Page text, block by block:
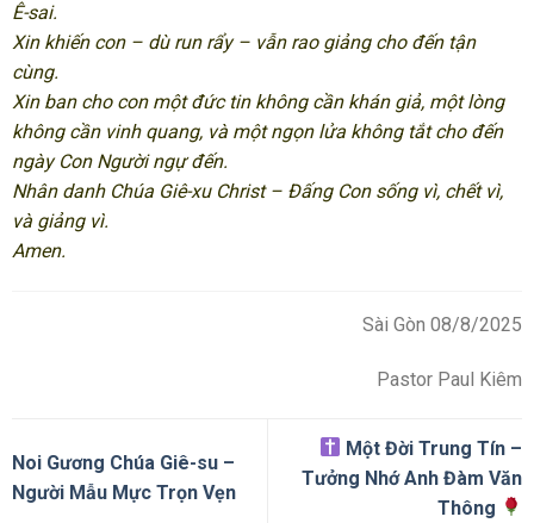
Ê-sai.
Xin khiến con – dù run rẩy – vẫn rao giảng cho đến tận
cùng.
Xin ban cho con một đức tin không cần khán giả, một lòng
không cần vinh quang, và một ngọn lửa không tắt cho đến
ngày Con Người ngự đến.
Nhân danh Chúa Giê-xu Christ – Đấng Con sống vì, chết vì,
và giảng vì.
Amen.
Sài Gòn 08/8/2025
Pastor Paul Kiêm
Noi Gương Chúa Giê-su –
Người Mẫu Mực Trọn Vẹn
Một Đời Trung Tín –
Tưởng Nhớ Anh Đàm Văn
Thông